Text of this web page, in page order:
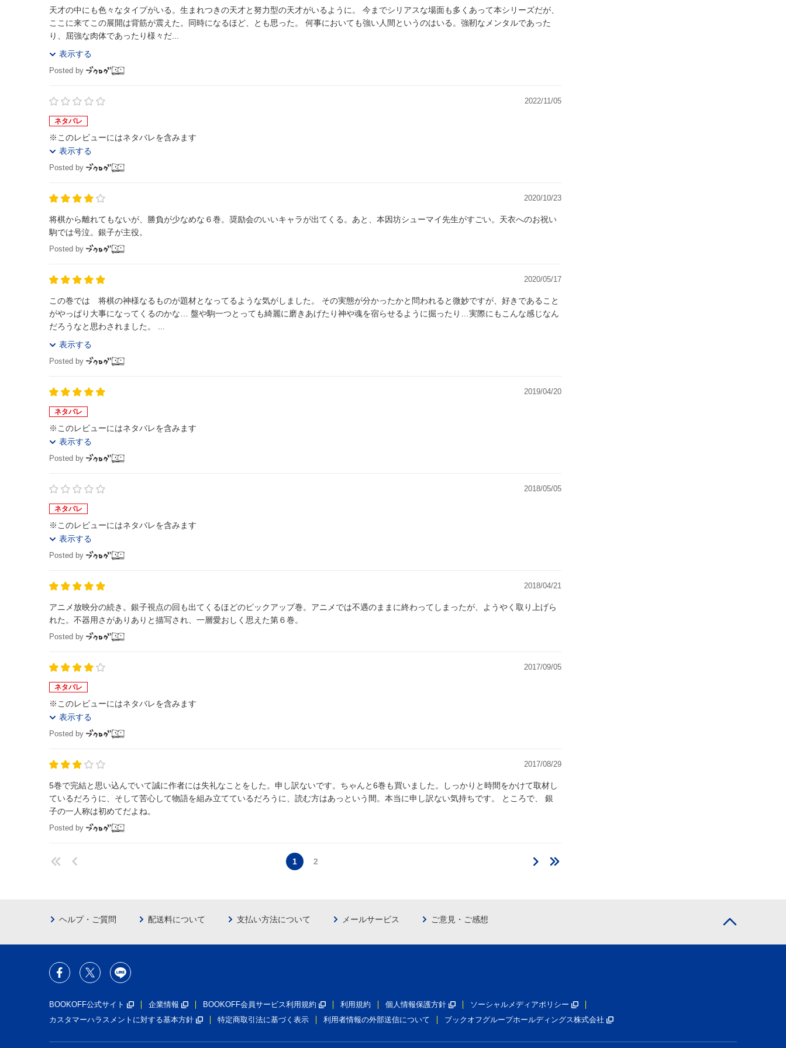
天才の中にも色々なタイプがいる。生まれつきの天才と努力型の天才がいるように。 今までシリアスな場面も多くあって本シリーズだが、
ここに来てこの展開は背筋が震えた。同時になるほど、とも思った。 何事においても強い人間というのはいる。強靭なメンタルであった
り、屈強な肉体であったり様々だ...
表示する
Posted by
2022/11/05
ネタバレ
※このレビューにはネタバレを含みます
表示する
Posted by
2020/10/23
将棋から離れてもないが、勝負が少なめな６巻。奨励会のいいキャラが出てくる。あと、本因坊シューマイ先生がすごい。天衣へのお祝い
駒では号泣。銀子が主役。
Posted by
2020/05/17
この巻では 将棋の神様なるものが題材となってるような気がしました。 その実態が分かったかと問われると微妙ですが、好きであること
がやっぱり大事になってくるのかな… 盤や駒一つとっても綺麗に磨きあげたり神や魂を宿らせるように掘ったり…実際にもこんな感じなん
だろうなと思わされました。 ...
表示する
Posted by
2019/04/20
ネタバレ
※このレビューにはネタバレを含みます
表示する
Posted by
2018/05/05
ネタバレ
※このレビューにはネタバレを含みます
表示する
Posted by
2018/04/21
アニメ放映分の続き。銀子視点の回も出てくるほどのピックアップ巻。アニメでは不遇のままに終わってしまったが、ようやく取り上げら
れた。不器用さがありありと描写され、一層愛おしく思えた第６巻。
Posted by
2017/09/05
ネタバレ
※このレビューにはネタバレを含みます
表示する
Posted by
2017/08/29
5巻で完結と思い込んでいて誠に作者には失礼なことをした。申し訳ないです。ちゃんと6巻も買いました。しっかりと時間をかけて取材し
ているだろうに、そして苦心して物語を組み立てているだろうに、読む方はあっという間。本当に申し訳ない気持ちです。 ところで、 銀
子の一人称は初めてだよね。
Posted by
1 2
ヘルプ・ご質問 配送料について 支払い方法について メールサービス ご意見・ご感想
BOOKOFF公式サイト 企業情報 BOOKOFF会員サービス利用規約 利用規約 個人情報保護方針
ソーシャルメディアポリシー
カスタマーハラスメントに対する基本方針
特定商取引法に基づく表示 利用者情報の外部送信について ブックオフグループホールディングス株式会社